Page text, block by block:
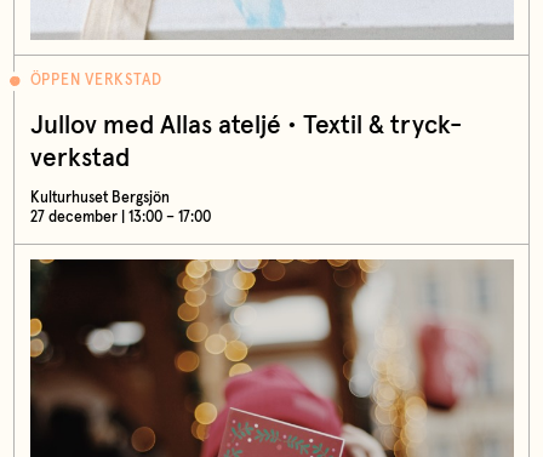
ÖPPEN VERKSTAD
Jullov med Allas ateljé • Textil & tryck-
verkstad
Kulturhuset Bergsjön
27 december | 13:00 – 17:00